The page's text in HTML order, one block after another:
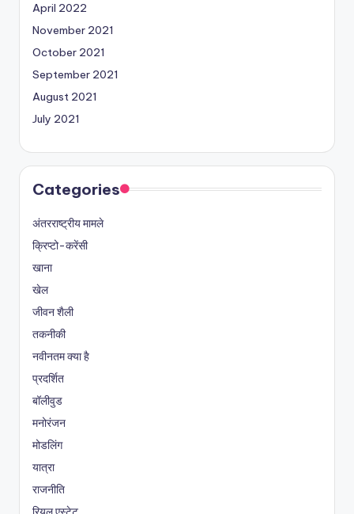
April 2022
November 2021
October 2021
September 2021
August 2021
July 2021
Categories
अंतरराष्ट्रीय मामले
क्रिप्टो-करेंसी
खाना
खेल
जीवन शैली
तकनीकी
नवीनतम क्या है
प्रदर्शित
बॉलीवुड
मनोरंजन
मोडलिंग
यात्रा
राजनीति